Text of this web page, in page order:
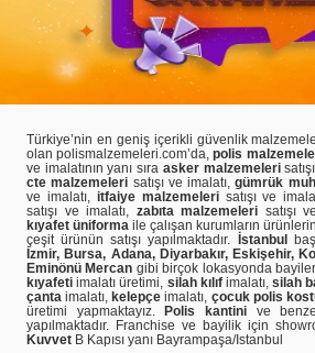
Türkiye’nin en geniş içerikli güvenlik
olan polismalzemeleri.com’da,polis
ve imalatının yanı sıra asker malzemeleri
cte malzemeleri satışı ve imalatı,gümrük
ve imalatı, itfaiye malzemelerisatışı ve
satışı ve imalatı, zabıta malzemeleri satışı
kıyafet üniforma ile çalışan kurumların
çeşit ürünün satışı yapılmaktadır.
İstanbul
İzmir, Bursa, Adana, Diyarbakır, Eskişehir,
Eminönü Mercan gibi birçok lokasyonda
kıyafeti imalatı üretimi, silah kılıfimalatı,silah
çanta imalatı, kelepçe imalatı, çocuk polis
üretimi yapmaktayız.
Polis kantinive
yapılmaktadır. Franchise ve bayilik için
Kuvvet B Kapısı yanı Bayrampaşa/Istanbul